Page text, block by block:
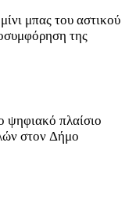
μπας του αστικού
της
ψηφιακό πλαίσιο
στον Δήμο